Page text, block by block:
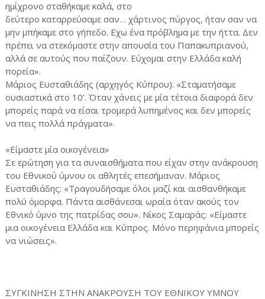
ημίχρονο σταθήκαμε καλά, στο
δεύτερο καταρρεύσαμε σαν… χάρτινος πύργος, ήταν σαν να
μην μπήκαμε στο γήπεδο. Εχω ένα πρόβλημα με την ήττα. Δεν
πρέπει να στεκόμαστε στην απουσία του Παπακυπριανού,
αλλά σε αυτούς που παίζουν. Εύχομαι στην Ελλάδα καλή
πορεία».
Μάριος Ευσταθιάδης (αρχηγός Κύπρου): «Σταματήσαμε
ουσιαστικά στο 10’. Όταν χάνεις με μία τέτοια διαφορά δεν
μπορείς παρά να είσαι τρομερά λυπημένος και δεν μπορείς
να πεις πολλά πράγματα».
«Είμαστε μία οικογένεια»
Σε ερώτηση για τα συναισθήματα που είχαν στην ανάκρουση
του Εθνικού ύμνου οι αθλητές επεσήμαναν. Μάριος
Ευσταθιάδης: «Τραγουδήσαμε όλοι μαζί και αισθανθήκαμε
πολύ όμορφα. Πάντα αισθάνεσαι ωραία όταν ακούς τον
Εθνικό ύμνο της πατρίδας σου». Νίκος Σαμαράς: «Είμαστε
μια οικογένεια Ελλάδα και Κύπρος. Μόνο περηφάνια μπορείς
να νιώσεις».
ΣΥΓΚΙΝΗΣΗ ΣΤΗΝ ΑΝΑΚΡΟΥΣΗ ΤΟΥ ΕΘΝΙΚΟΥ ΥΜΝΟΥ